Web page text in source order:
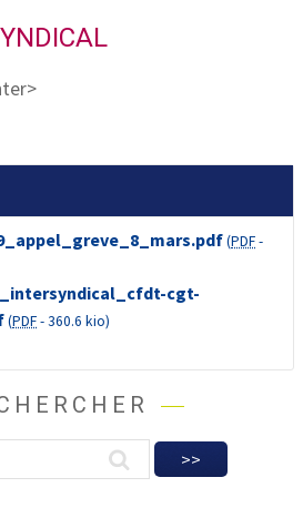
(PDF-
cgt-
(PDF-360.6 kio)